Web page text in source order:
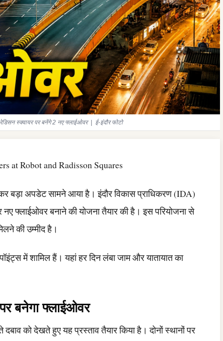
स्क्वायर पर बनेंगे 2 नए फ्लाईओवर | ई-इंदौर फोटो
at Robot and Radisson Squares
बड़ा अपडेट सामने आया है। इंदौर विकास प्राधिकरण (IDA)
नए फ्लाईओवर बनाने की योजना तैयार की है। इस परियोजना से
की उम्मीद है।
में शामिल हैं। यहां हर दिन लंबा जाम और यातायात का
बनेगा फ्लाईओवर
को देखते हुए यह प्रस्ताव तैयार किया है। दोनों स्थानों पर